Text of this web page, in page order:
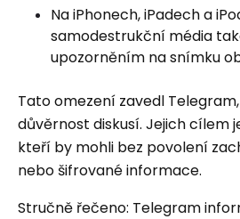
Na iPhonech, iPadech a
samodestrukční média
upozorněním na snímku
Tato omezení zavedl
důvěrnost diskusí. Jejich cílem
kteří by mohli bez povolení
nebo šifrované informace.
Stručně řečeno: Telegram